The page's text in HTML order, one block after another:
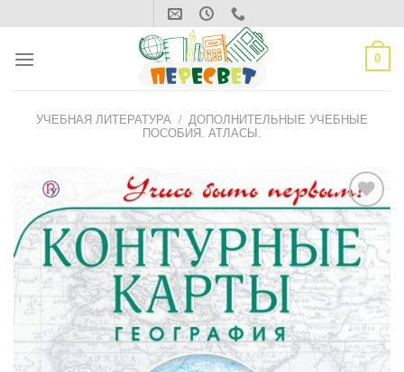
content
0
УЧЕБНАЯ ЛИТЕРАТУРА / ДОПОЛНИТЕЛЬНЫЕ УЧЕБНЫЕ
ПОСОБИЯ. АТЛАСЫ.
ДОБАВИТЬ
В СПИСОК
ЖЕЛАНИЙ